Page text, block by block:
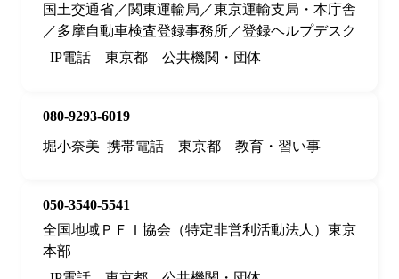
国土交通省／関東運輸局／東京運輸支局・本庁舎
／多摩自動車検査登録事務所／登録ヘルプデスク
IP電話
東京都 公共機関・団体
080-9293-6019
堀小奈美 携帯電話 東京都 教育・習い事
050-3540-5541
全国地域ＰＦＩ協会（特定非営利活動法人）東京
本部